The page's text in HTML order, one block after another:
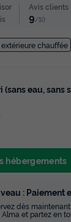
Avis clients
9/10
extérieure chauffée
(sans eau, sans
hébergements
: Paiement
dès
et partez en